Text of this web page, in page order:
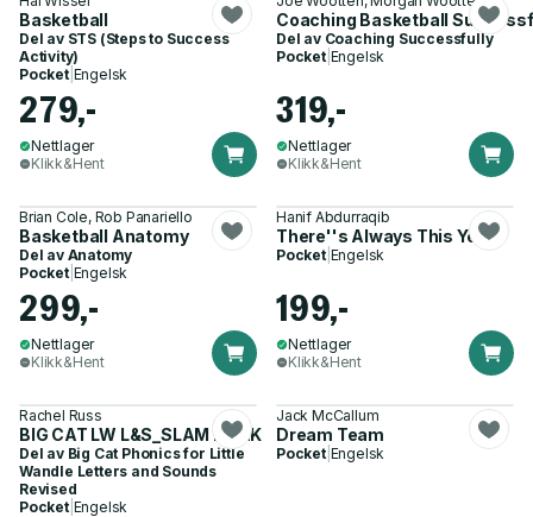
Basketball
Del av STS (Steps to Success
Activity)
Pocket| Engelsk
279,-
Nettlager
Klikk&Hent
Coaching Basketball
Del av Coaching Successfully
Pocket| Engelsk
319,-
Nettlager
Klikk&Hent
Brian Cole, Rob Panariello
Basketball Anatomy
Del av Anatomy
Pocket| Engelsk
299,-
Nettlager
Klikk&Hent
Hanif Abdurraqib
There''s Always This Year
Pocket| Engelsk
199,-
Nettlager
Klikk&Hent
Rachel Russ
BIG CAT LW L&S_SLAM DUNK
Del av Big Cat Phonics for Little
Wandle Letters and Sounds
Revised
Pocket| Engelsk
Jack McCallum
Dream Team
Pocket| Engelsk